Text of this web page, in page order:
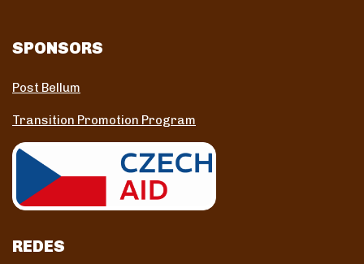
SPONSORS
Post Bellum
Transition Promotion Program
REDES